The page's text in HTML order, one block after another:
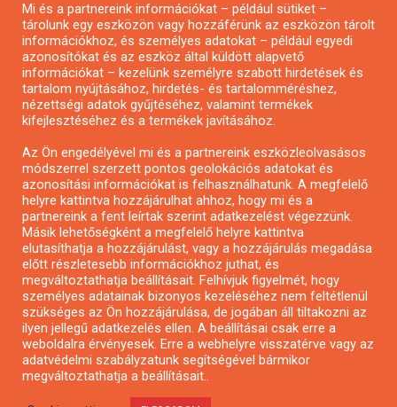
Pályázatírás civil szervezeteknek
Pályázatírás önkormányzatoknak
Pályázatfigyelés
Specifikus pályázatfigyelés vagy hírlevél
Pályázatok magánszemélyeknek
Pályázatok civil szervezeteknek
Pályázatok vállalkozásoknak
Önkormányzati pályázatok
Mezőgazdasági pályázatok
Falusi turizmus pályázatok
Napelem pályázatok
GINOP pályázatok
Mi és a partnereink információkat – például sütiket –
tárolunk egy eszközön vagy hozzáférünk az eszközön tárolt
információkhoz, és személyes adatokat – például egyedi
azonosítókat és az eszköz által küldött alapvető
információkat – kezelünk személyre szabott hirdetések és
tartalom nyújtásához, hirdetés- és tartalomméréshez,
nézettségi adatok gyűjtéséhez, valamint termékek
kifejlesztéséhez és a termékek javításához.
Az Ön engedélyével mi és a partnereink eszközleolvasásos
módszerrel szerzett pontos geolokációs adatokat és
azonosítási információkat is felhasználhatunk. A megfelelő
helyre kattintva hozzájárulhat ahhoz, hogy mi és a
partnereink a fent leírtak szerint adatkezelést végezzünk.
Másik lehetőségként a megfelelő helyre kattintva
elutasíthatja a hozzájárulást, vagy a hozzájárulás megadása
előtt részletesebb információkhoz juthat, és
megváltoztathatja beállításait. Felhívjuk figyelmét, hogy
személyes adatainak bizonyos kezeléséhez nem feltétlenül
szükséges az Ön hozzájárulása, de jogában áll tiltakozni az
ilyen jellegű adatkezelés ellen. A beállításai csak erre a
weboldalra érvényesek. Erre a webhelyre visszatérve vagy az
adatvédelmi szabályzatunk segítségével bármikor
megváltoztathatja a beállításait..